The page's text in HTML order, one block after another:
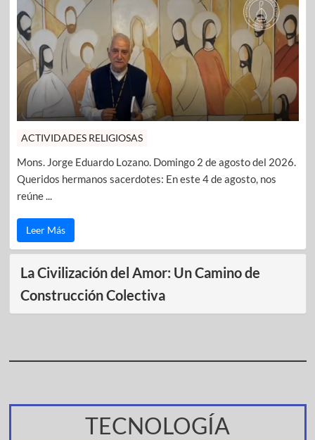
ACTIVIDADES RELIGIOSAS
Mons. Jorge Eduardo Lozano. Domingo 2 de agosto del 2026.
Queridos hermanos sacerdotes: En este 4 de agosto, nos
reúne ...
Leer Más
La Civilización del Amor: Un Camino de
Construcción Colectiva
TECNOLOGÍA